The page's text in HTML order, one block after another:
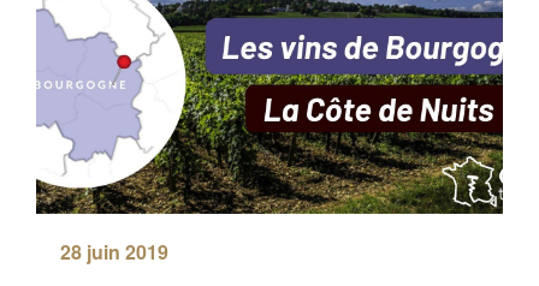
28 juin 2019